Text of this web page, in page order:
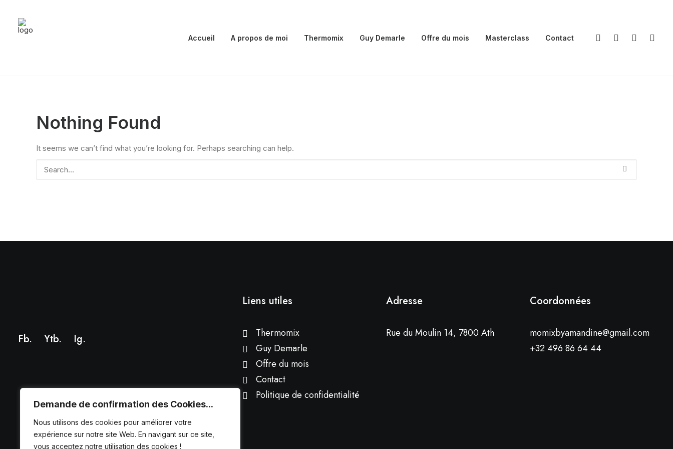
Demande de confirmation des Cookies...
Nous utilisons des cookies pour améliorer votre
expérience sur notre site Web. En navigant sur ce site,
vous acceptez notre utilisation des cookies !
Accueil A propos de moi Thermomix Guy Demarle Offre du mois Masterclass Contact
Nothing Found
It seems we can’t find what you’re looking for. Perhaps searching can help.
Fb. Ytb. Ig.
Liens utiles
Thermomix
Guy Demarle
Offre du mois
Contact
Politique de confidentialité
Adresse
Rue du Moulin 14, 7800 Ath
Coordonnées
momixbyamandine@gmail.com
+32 496 86 64 44